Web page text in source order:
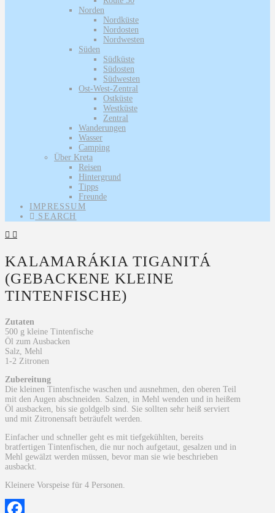
Norden
Nordküste
Nordosten
Nordwesten
Süden
Südküste
Südosten
Südwesten
Ost-West-Zentral
Ostküste
Westküste
Zentral
Wanderungen
Wasser
Camping
Über Kreta
Reisen
Hintergrund
Tipps
Freunde
IMPRESSUM
SEARCH
KALAMARÁKIA TIGANITÁ
(GEBACKENE KLEINE
TINTENFISCHE)
Zutaten
500 g kleine Tintenfische
Öl zum Ausbacken
Salz, Mehl
1-2 Zitronen
Zubereitung
Die kleinen Tintenfische waschen und ausnehmen, den oberen Teil
mit den Augen abschneiden. Salzen, in Mehl wenden und in heißem
Öl ausbacken, bis sie goldgelb sind. Sie sollten sehr heiß serviert
und mit Zitronensaft beträufelt werden.
Einfacher und schneller geht es mit tiefgekühlten, bereits
bratfertigen Tintenfischen, die nur noch aufgetaut, gesalzen und in
Mehl gewälzt werden müssen, bevor man sie wie beschrieben
ausbackt.
Kleinere Vorspeise für 4 Personen.